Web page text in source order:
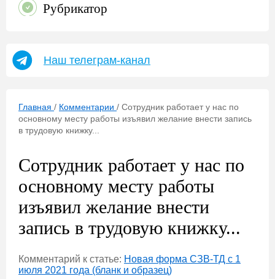
Рубрикатор
Наш телеграм-канал
Главная / Комментарии / Сотрудник работает у нас по
основному месту работы изъявил желание внести запись
в трудовую книжку...
Сотрудник работает у нас по
основному месту работы
изъявил желание внести
запись в трудовую книжку...
Комментарий к статье: Новая форма СЗВ-ТД с 1
июля 2021 года (бланк и образец)